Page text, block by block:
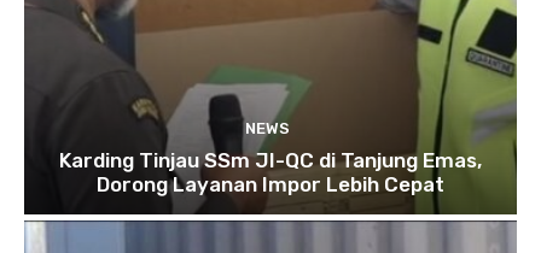
NEWS
Karding Tinjau SSm JI-QC di Tanjung Emas,
Dorong Layanan Impor Lebih Cepat